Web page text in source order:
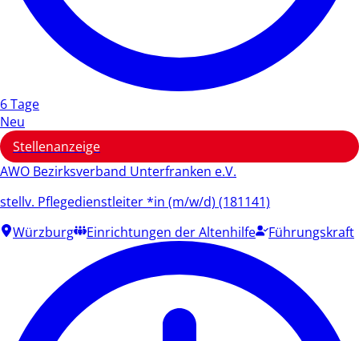
6 Tage
Neu
Stellenanzeige
AWO Bezirksverband Unterfranken e.V.
stellv. Pflegedienstleiter *in (m/w/d) (181141)
Würzburg
Einrichtungen der Altenhilfe Führungskraft